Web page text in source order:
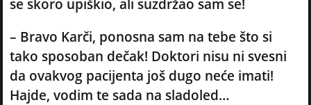
– Bravo Karči, ponosna sam na tebe što si
tako sposoban dečak! Doktori nisu ni svesni
da ovakvog pacijenta još dugo neće imati!
Hajde, vodim te sada na sladoled…